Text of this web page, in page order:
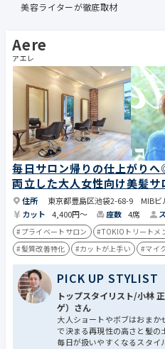
美容ライターが徹底取材
Aere
アエレ
毎日サロン帰りの仕上がり
両立した大人女性向け美髪サ
住所
東京都豊島区池袋2-68-9 MIBビ
カット
4,400円〜 座数 4席
#プライベートサロン
#TOKIOトリートメ
#髪質改善特化
#カットが上手い #マイ
PICK UP STYLIST
トップスタイリスト/小林
ゲ）さん
大人ショートやボブはおまか
で決まる再現性の高さと髪の
毎日が扱いやすくなるスタイ